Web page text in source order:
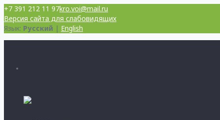
+7 391 212 11 97kro.voi@mail.ru
Версия сайта для слабовидящих
Язык: Русский | English